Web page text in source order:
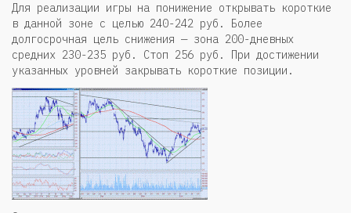
Для реализации игры на понижение открывать короткие
в данной зоне с целью 240-242 руб. Более
долгосрочная цель снижения — зона 200-дневных
средних 230-235 руб. Стоп 256 руб. При достижении
указанных уровней закрывать короткие позиции.